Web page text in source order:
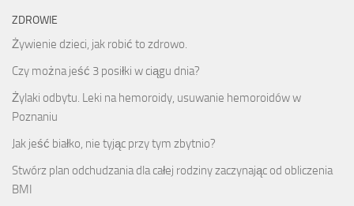
ZDROWIE
Żywienie dzieci, jak robić to zdrowo.
Czy można jeść 3 posiłki w ciągu dnia?
Żylaki odbytu. Leki na hemoroidy, usuwanie hemoroidów w
Poznaniu
Jak jeść białko, nie tyjąc przy tym zbytnio?
Stwórz plan odchudzania dla całej rodziny zaczynając od obliczenia
BMI